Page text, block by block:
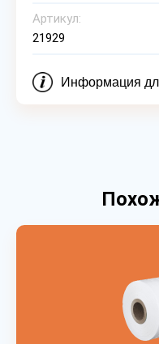
Артикул:
21929
Информация